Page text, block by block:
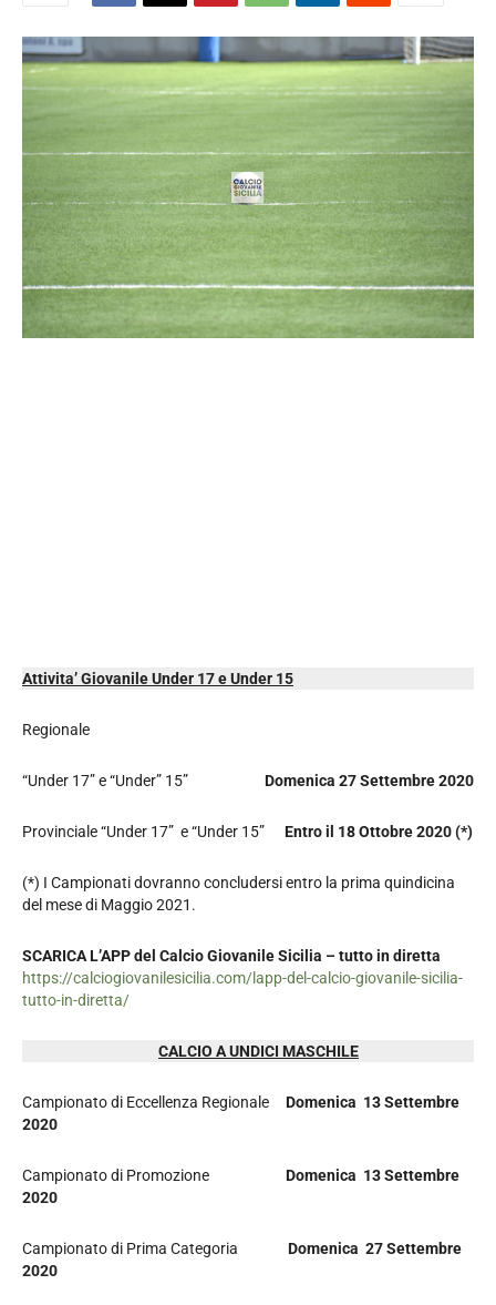
Attivita’ Giovanile Under 17 e Under 15
Regionale
“Under 17” e “Under” 15” Domenica 27 Settembre 2020
Provinciale “Under 17” e “Under 15” Entro il 18 Ottobre 2020(*)
(*) I Campionati dovranno concludersi entro la prima quindicina
del mese di Maggio 2021.
SCARICA L’APP del Calcio Giovanile Sicilia – tutto in diretta
https://calciogiovanilesicilia.com/lapp-del-calcio-giovanile-sicilia-
tutto-in-diretta/
CALCIO A UNDICI MASCHILE
Campionato di Eccellenza Regionale Domenica 13 Settembre
2020
Campionato di Promozione Domenica 13 Settembre
2020
Campionato di Prima Categoria Domenica 27 Settembre
2020